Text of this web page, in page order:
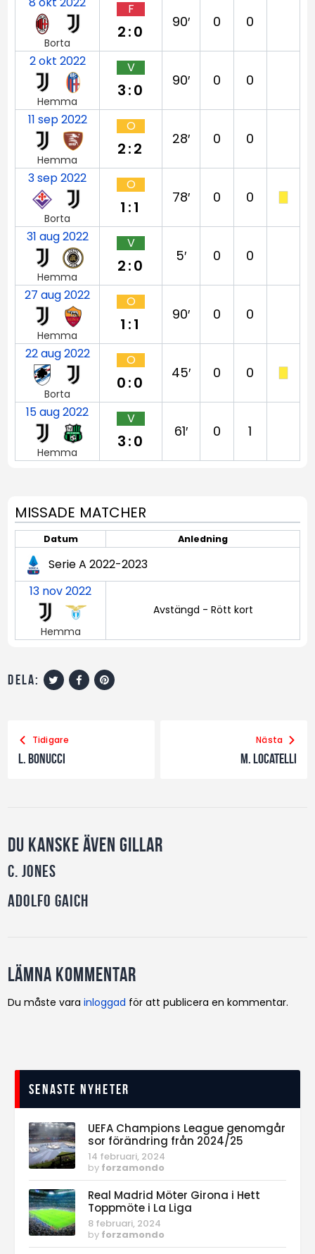
Borta
F
2:0
90′ 0 0
2 okt 2022
Hemma
V
3:0
90′ 0 0
11 sep 2022
Hemma
O
2:2
28′ 0 0
3 sep 2022
Borta
O
1:1
78′ 0 0
31 aug 2022
Hemma
V
2:0
5′ 0 0
27 aug 2022
Hemma
O
1:1
90′ 0 0
22 aug 2022
Borta
O
0:0
45′ 0 0
15 aug 2022
Hemma
V
3:0
61′ 0 1
MISSADE MATCHER
Datum Anledning
Serie A 2022-2023
13 nov 2022
Hemma
Avstängd - Rött kort
dela:
Tidigare
L. Bonucci
Nästa
M. Locatelli
Du kanske även gillar
C. Jones
Adolfo Gaich
Lämna kommentar
Du måste varainloggad för att publicera en kommentar.
Senaste nyheter
UEFA Champions League genomgår
sor förändring från 2024/25
14 februari, 2024
by forzamondo
Real Madrid Möter Girona i Hett
Toppmöte i La Liga
8 februari, 2024
by forzamondo